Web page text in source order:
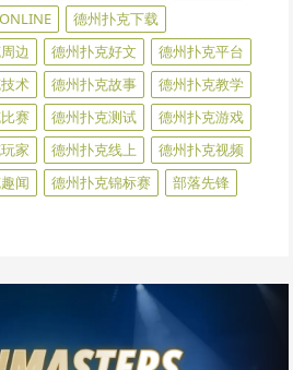
德州扑克下载
边 德州扑克好文
德州扑克平台
术 德州扑克故事
德州扑克教学
赛 德州扑克测试
德州扑克游戏
家 德州扑克线上
德州扑克视频
闻 德州扑克锦标赛
部落先锋